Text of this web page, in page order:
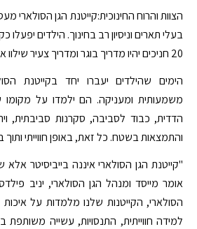
הצוות והרוח החינוכית:קייטנת הגן הסולארי
בעלי תארים וניסיון רב בחינוך. הילדים
20 חניכים יהיו מדריך בוגר ומדריך צעיר שילוו אותם.
הימים שהילדים יעברו יחד בקייטנת
משמעותית ומעניקה. הם ילמדו על
הדדית, כבוד לסביבה, סקרנות סביבתית,
והתמצאות בשטח. כל זאת, באופן חווייתי ותוך
"קייטנת הגן הסולארי איננה בייביסיטר
אומר מייסד ומנהל הגן הסולארי, יניב
הסולארי, הקייטנות שלנו מלמדות על
למידה חווייתית, התנסויות, עשייה משותפת